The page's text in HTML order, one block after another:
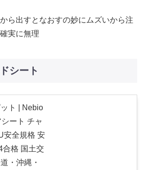
ら出すとなおすの妙にムズいから注
実に無理
シート
ト | Nebio
ート チャ
安全規格 安
合格 国土交
・沖縄・